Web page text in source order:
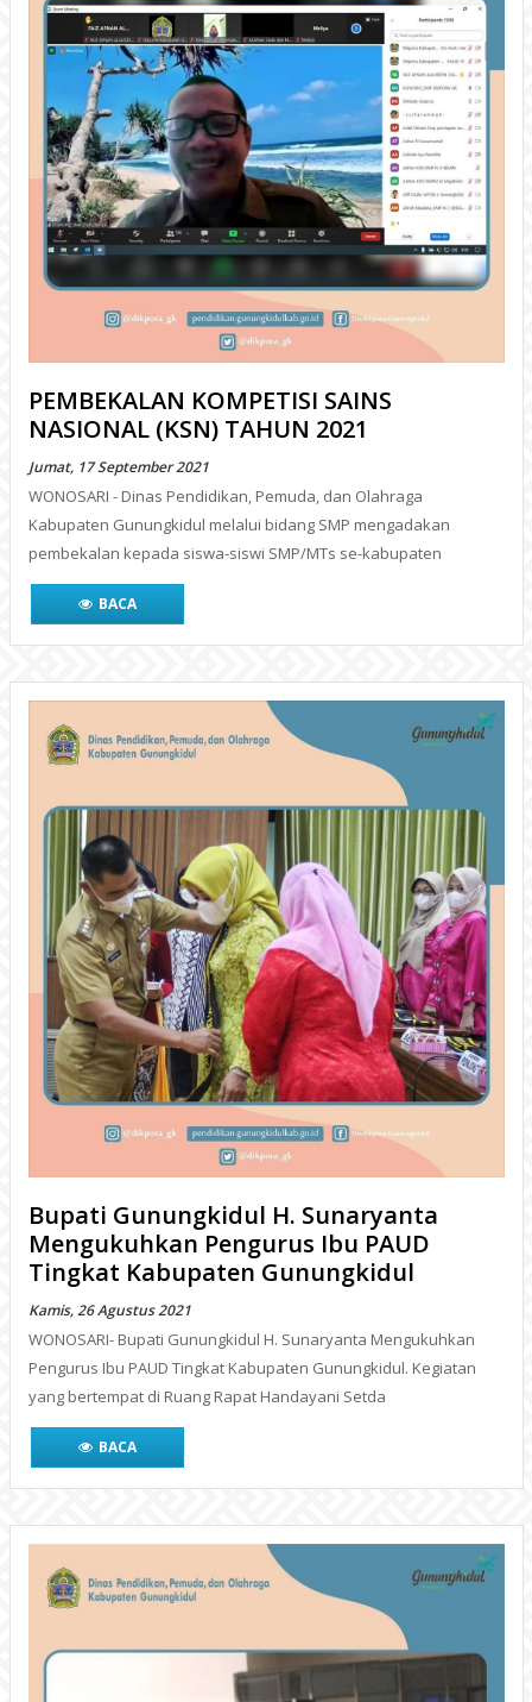
PEMBEKALAN KOMPETISI SAINS
NASIONAL (KSN) TAHUN 2021
Jumat, 17 September 2021
WONOSARI - Dinas Pendidikan, Pemuda, dan Olahraga
Kabupaten Gunungkidul melalui bidang SMP mengadakan
pembekalan kepada siswa-siswi SMP/MTs se-kabupaten
BACA
Bupati Gunungkidul H. Sunaryanta
Mengukuhkan Pengurus Ibu PAUD
Tingkat Kabupaten Gunungkidul
Kamis, 26 Agustus 2021
WONOSARI- Bupati Gunungkidul H. Sunaryanta Mengukuhkan
Pengurus Ibu PAUD Tingkat Kabupaten Gunungkidul. Kegiatan
yang bertempat di Ruang Rapat Handayani Setda
BACA